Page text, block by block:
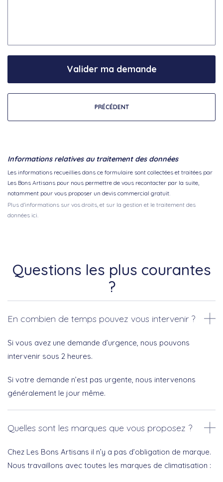
PRÉCÉDENT
Valider ma demande
Informations relatives au traitement des données
Les informations recueillies dans ce formulaire sont collectées et traitées par
Les Bons Artisans pour nous permettre de vous recontacter par la suite,
notamment pour vous proposer un devis commercial gratuit.
Plus d'informations sur vos droits, et sur la gestion et le traitement des
données ici.
Questions les plus courantes
?
En combien de temps pouvez vous intervenir ?
Si vous avez une demande d’urgence, nous pouvons
intervenir sous 2 heures.
Si votre demande n’est pas urgente, nous intervenons
généralement le jour même.
Quelles sont les marques que vous proposez ?
Chez Les Bons Artisans il n’y a pas d’obligation de marque.
Nous travaillons avec toutes les marques de climatisation :